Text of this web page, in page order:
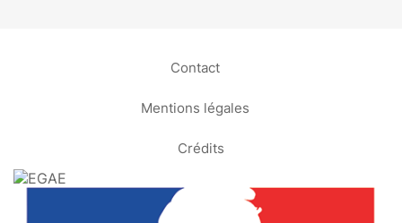
Contact
Mentions légales
Crédits